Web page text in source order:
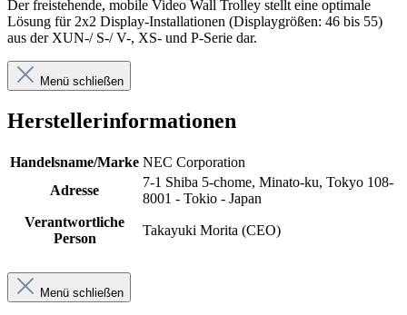
Der freistehende, mobile Video Wall Trolley stellt eine optimale
Lösung für 2x2 Display-Installationen (Displaygrößen: 46 bis 55)
aus der XUN-/ S-/ V-, XS- und P-Serie dar.
Menü schließen
Herstellerinformationen
Handelsname/Marke NEC Corporation
Adresse
7-1 Shiba 5-chome, Minato-ku, Tokyo 108-
8001 - Tokio - Japan
Verantwortliche
Person
Takayuki Morita (CEO)
Menü schließen